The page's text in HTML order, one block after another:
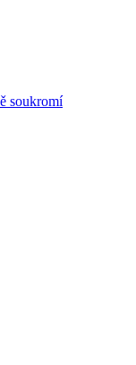
soukromí